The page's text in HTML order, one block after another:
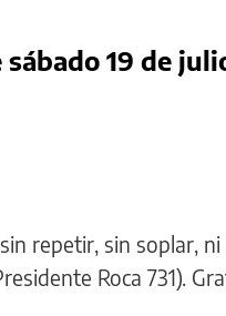
19 de
repetir, sin soplar, ni
Roca 731).